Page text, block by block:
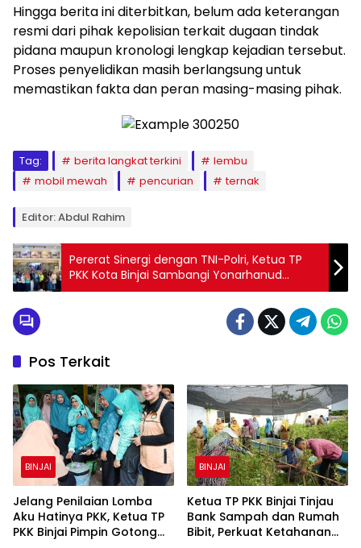
Hingga berita ini diterbitkan, belum ada keterangan
resmi dari pihak kepolisian terkait dugaan tindak
pidana maupun kronologi lengkap kejadian tersebut.
Proses penyelidikan masih berlangsung untuk
memastikan fakta dan peran masing-masing pihak.
Tag: berita langkat terkini
lembu
mobil mewah
pencurian ternak
Editor: Abdul Rahim
Pererat Sinergi dengan TNI-Polri, Ketua TP
PKK Kota Binjai Sambangi Yonarhanud
11/WBY
Pos Terkait
BINJAI
Jelang Penilaian Lomba
Aku Hatinya PKK, Ketua TP
PKK Binjai Pimpin Gotong
BINJAI
Ketua TP PKK Binjai Tinjau
Bank Sampah dan Rumah
Bibit, Perkuat Ketahanan